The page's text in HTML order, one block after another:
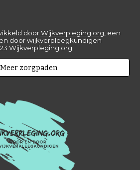
doorWijkverpleging.org , een
door wijkverpleegkundigen
Wijkverpleging.org
Meer zorgpaden